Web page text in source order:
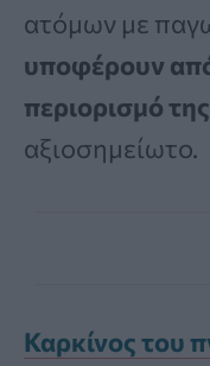
ατόμων με
υποφέρουν
περιορισμό
αξιοσημείωτο.
Καρκίνος του